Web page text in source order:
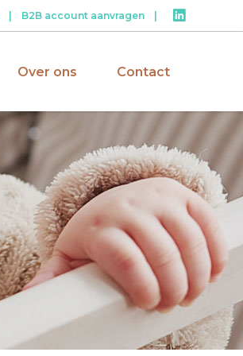
| B2B account aanvragen |
Over ons Contact